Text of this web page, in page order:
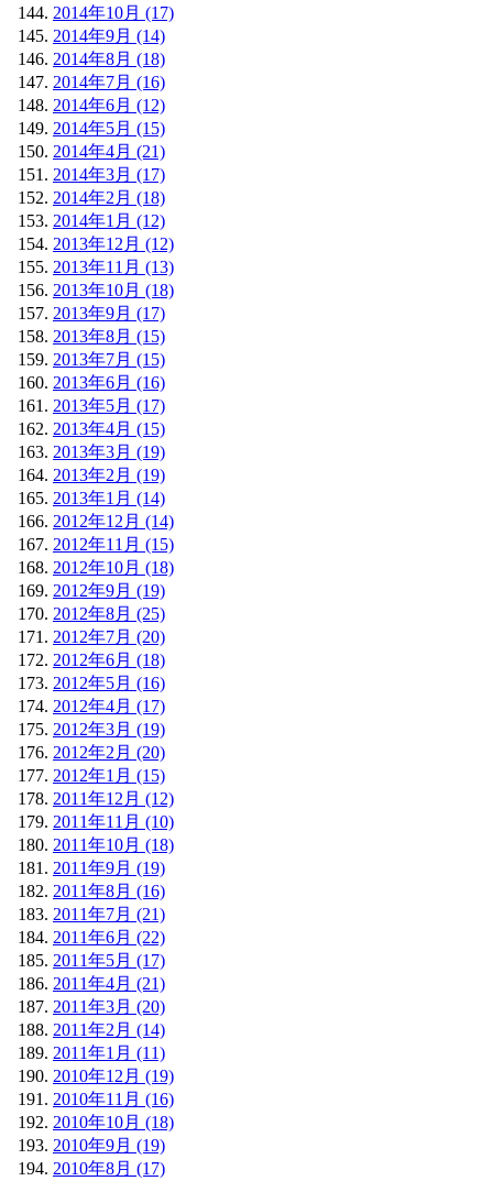
2014年10月 (17)
2014年9月 (14)
2014年8月 (18)
2014年7月 (16)
2014年6月 (12)
2014年5月 (15)
2014年4月 (21)
2014年3月 (17)
2014年2月 (18)
2014年1月 (12)
2013年12月 (12)
2013年11月 (13)
2013年10月 (18)
2013年9月 (17)
2013年8月 (15)
2013年7月 (15)
2013年6月 (16)
2013年5月 (17)
2013年4月 (15)
2013年3月 (19)
2013年2月 (19)
2013年1月 (14)
2012年12月 (14)
2012年11月 (15)
2012年10月 (18)
2012年9月 (19)
2012年8月 (25)
2012年7月 (20)
2012年6月 (18)
2012年5月 (16)
2012年4月 (17)
2012年3月 (19)
2012年2月 (20)
2012年1月 (15)
2011年12月 (12)
2011年11月 (10)
2011年10月 (18)
2011年9月 (19)
2011年8月 (16)
2011年7月 (21)
2011年6月 (22)
2011年5月 (17)
2011年4月 (21)
2011年3月 (20)
2011年2月 (14)
2011年1月 (11)
2010年12月 (19)
2010年11月 (16)
2010年10月 (18)
2010年9月 (19)
2010年8月 (17)